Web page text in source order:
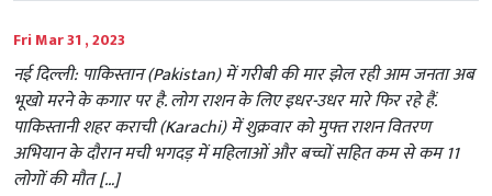
Fri Mar 31 , 2023
नई दिल्ली: पाकिस्तान (Pakistan) में गरीबी की मार झेल रही आम जनता अब
भूखो मरने के कगार पर है. लोग राशन के लिए इधर-उधर मारे फिर रहे हैं.
पाकिस्तानी शहर कराची (Karachi) में शुक्रवार को मुफ्त राशन वितरण
अभियान के दौरान मची भगदड़ में महिलाओं और बच्चों सहित कम से कम 11
लोगों की मौत […]